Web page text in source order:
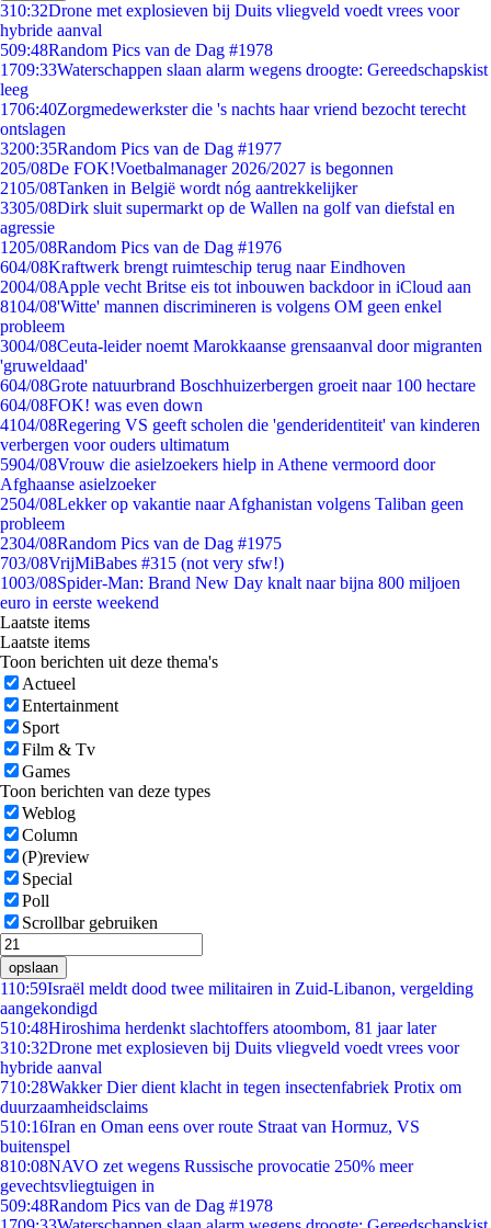
310:32Drone met explosieven bij Duits vliegveld voedt vrees voor
hybride aanval
509:48Random Pics van de Dag #1978
1709:33Waterschappen slaan alarm wegens droogte: Gereedschapskist
leeg
1706:40Zorgmedewerkster die 's nachts haar vriend bezocht terecht
ontslagen
3200:35Random Pics van de Dag #1977
205/08De FOK!Voetbalmanager 2026/2027 is begonnen
2105/08Tanken in België wordt nóg aantrekkelijker
3305/08Dirk sluit supermarkt op de Wallen na golf van diefstal en
agressie
1205/08Random Pics van de Dag #1976
604/08Kraftwerk brengt ruimteschip terug naar Eindhoven
2004/08Apple vecht Britse eis tot inbouwen backdoor in iCloud aan
8104/08'Witte' mannen discrimineren is volgens OM geen enkel
probleem
3004/08Ceuta-leider noemt Marokkaanse grensaanval door migranten
'gruweldaad'
604/08Grote natuurbrand Boschhuizerbergen groeit naar 100 hectare
604/08FOK! was even down
4104/08Regering VS geeft scholen die 'genderidentiteit' van kinderen
verbergen voor ouders ultimatum
5904/08Vrouw die asielzoekers hielp in Athene vermoord door
Afghaanse asielzoeker
2504/08Lekker op vakantie naar Afghanistan volgens Taliban geen
probleem
2304/08Random Pics van de Dag #1975
703/08VrijMiBabes #315 (not very sfw!)
1003/08Spider-Man: Brand New Day knalt naar bijna 800 miljoen
euro in eerste weekend
Laatste items
Laatste items
Toon berichten uit deze thema's
Actueel
Entertainment
Sport
Film & Tv
Games
Toon berichten van deze types
Weblog
Column
(P)review
Special
Poll
Scrollbar gebruiken
opslaan
110:59Israël meldt dood twee militairen in Zuid-Libanon, vergelding
aangekondigd
510:48Hiroshima herdenkt slachtoffers atoombom, 81 jaar later
310:32Drone met explosieven bij Duits vliegveld voedt vrees voor
hybride aanval
710:28Wakker Dier dient klacht in tegen insectenfabriek Protix om
duurzaamheidsclaims
510:16Iran en Oman eens over route Straat van Hormuz, VS
buitenspel
810:08NAVO zet wegens Russische provocatie 250% meer
gevechtsvliegtuigen in
509:48Random Pics van de Dag #1978